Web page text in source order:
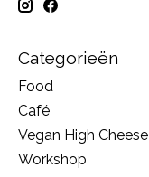
Categorieën
Food
Café
Vegan High Cheese
Workshop